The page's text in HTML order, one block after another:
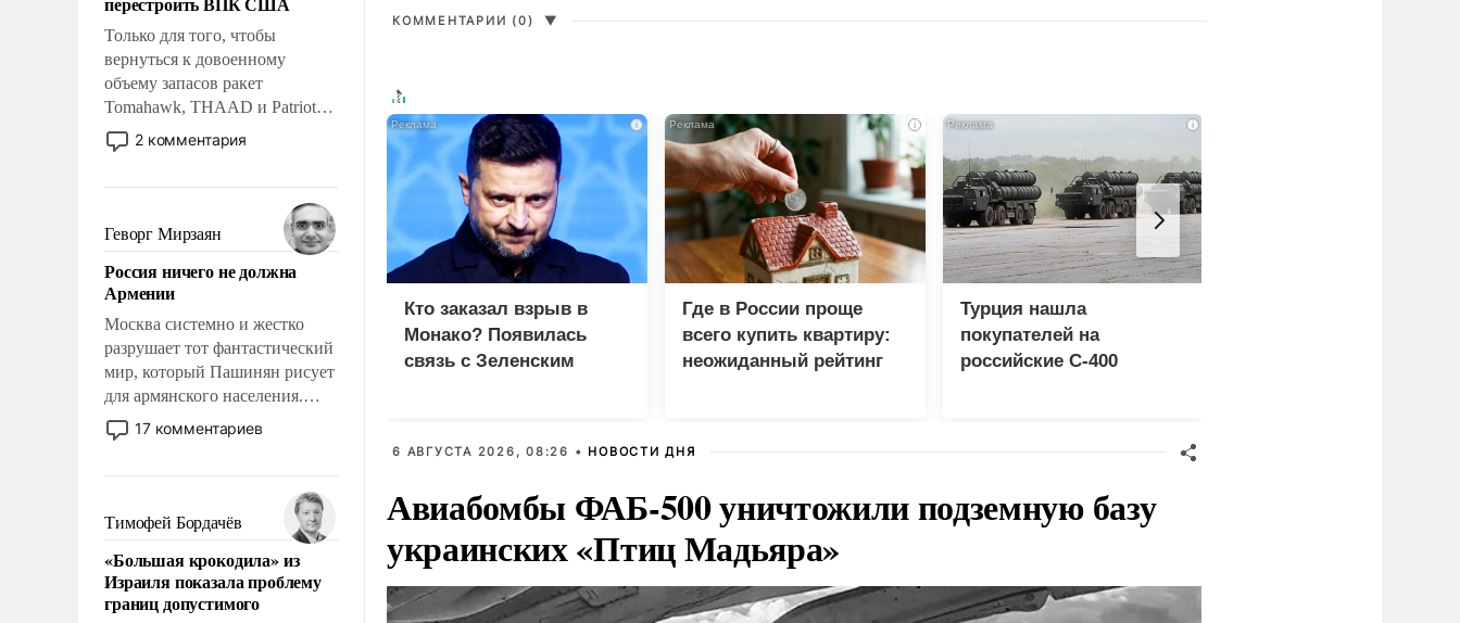
Только для того, чтобы
вернуться к довоенному
объему запасов ракет
Tomahawk, THAAD и Patriot
США потребуется более трех
лет. Даже небольшая война с
Сложившаяся ситуация
означает многолетний период
уязвимости США, например,
перед Китаем.
2 комментария
Геворг Мирзаян
Россия ничего не должна
Армении
Москва системно и жестко
разрушает тот фантастический
мир, который Пашинян рисует
для армянского населения.
Мир, где политические
прожекты будут безусловно
налогоплательщиков и где
Еревану за свои поступки не
нужно отвечать.
17 комментариев
Тимофей Бордачёв
«Большая крокодила» из
Израиля показала проблему
границ допустимого
КОММЕНТАРИИ (0) ▼
i
Кто заказал взрыв в
Монако? Появилась
связь с Зеленским
i
Где в России проще
всего купить квартиру:
неожиданный рейтинг
i
Турция нашла
покупателей на
российские C-400
6 АВГУСТА 2026, 08:26 • НОВОСТИ ДНЯ
Авиабомбы ФАБ-500 уничтожили подземную базу
украинских «Птиц Мадьяра»